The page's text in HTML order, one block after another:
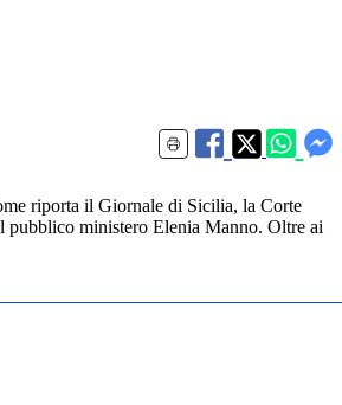
riporta il Giornale di Sicilia, la Corte
pubblico ministero Elenia Manno. Oltre ai